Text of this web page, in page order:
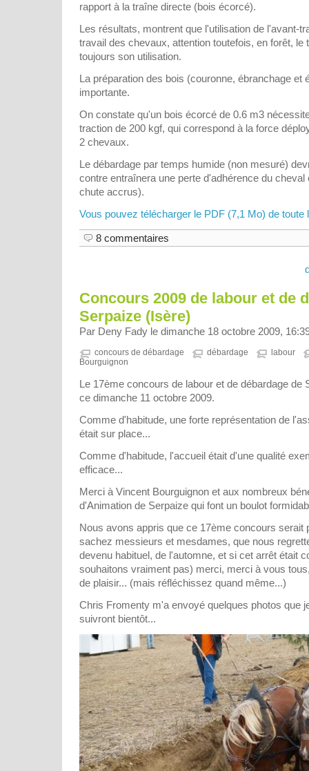
rapport à la traîne directe (bois écorcé).
Les résultats, montrent que l'utilisation de l'avant-
travail des chevaux, attention toutefois, en forêt, le
toujours son utilisation.
La préparation des bois (couronne, ébranchage et
importante.
On constate qu'un bois écorcé de 0.6 m3
traction de 200 kgf, qui correspond à la force
2 chevaux.
Le débardage par temps humide (non mesuré)
contre entraînera une perte d'adhérence du
chute accrus).
Vous pouvez télécharger le PDF (7,1 Mo) de toute
8 commentaires
Concours 2009 de labour et de
Serpaize (Isère)
Par Deny Fady le dimanche 18 octobre 2009,
concours de débardage débardage
labour
Bourguignon
Le 17ème concours de labour et de débardage de
ce dimanche 11 octobre 2009.
Comme d'habitude, une forte représentation de
était sur place...
Comme d'habitude, l'accueil était d'une qualité
efficace...
Merci à Vincent Bourguignon et aux nombreux
d'Animation de Serpaize qui font un boulot
Nous avons appris que ce 17ème concours serait
sachez messieurs et mesdames, que nous
devenu habituel, de l'automne, et si cet arrêt était
souhaitons vraiment pas) merci, merci à vous
de plaisir... (mais réfléchissez quand même...)
Chris Fromenty m'a envoyé quelques photos que
suivront bientôt...